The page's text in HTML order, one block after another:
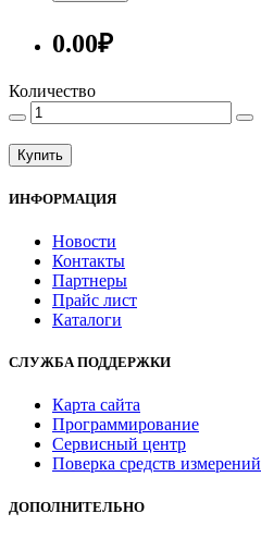
0.00₽
Количество
Купить
ИНФОРМАЦИЯ
Новости
Контакты
Партнеры
Прайс лист
Каталоги
СЛУЖБА ПОДДЕРЖКИ
Карта сайта
Программирование
Сервисный центр
Поверка средств измерений
ДОПОЛНИТЕЛЬНО